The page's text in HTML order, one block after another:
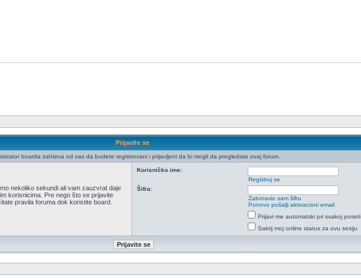
Prijavite se
boarda zahteva od vas da budete registrovani i prijavljeni da bi mogli da pregledate ovaj forum.
nekoliko sekundi ali vam zauzvrat daje
korisnicima. Pre nego što se prijavite
pravila foruma dok koristite board.
Korisničko ime:
Registruj se
Šifra:
Zaboravio sam šifru
Ponovo pošalji aktivacioni email
Prijavi me automatski pri svakoj poseti
Sakrij moj online status za ovu sesiju